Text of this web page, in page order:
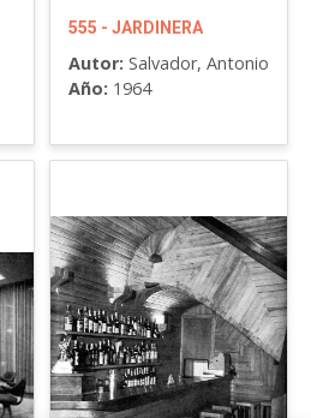
555 - JARDINERA
Autor: Salvador, Antonio
Año: 1964